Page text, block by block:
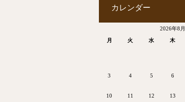
カレンダー
2026年8月
月
火 水 木
3 4 5 6
10 11 12 13